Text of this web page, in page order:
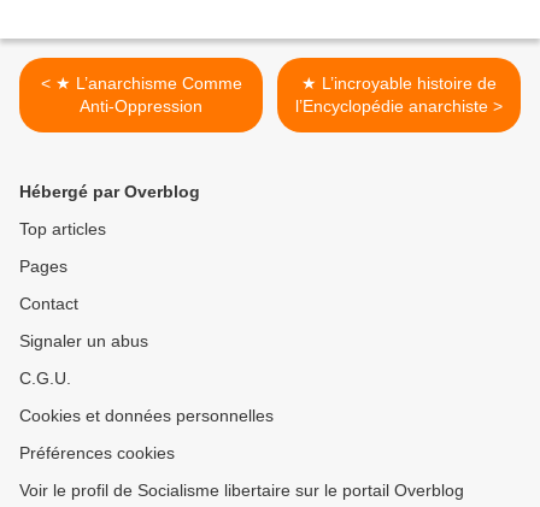
< ★ L’anarchisme Comme
Anti-Oppression
★ L’incroyable histoire de
l’Encyclopédie anarchiste >
Hébergé par Overblog
Top articles
Pages
Contact
Signaler un abus
C.G.U.
Cookies et données personnelles
Préférences cookies
Voir le profil de Socialisme libertaire sur le portail Overblog